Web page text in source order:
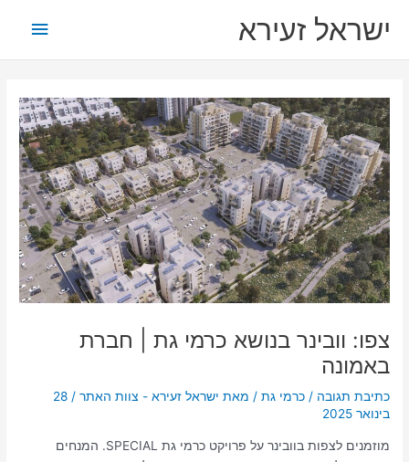
לתוכןישראל זעירא
ראשי
צפו: וובינר בנושא כרמי גת | חברת
באמונה
כתיבת תגובה /כרמי גת / מאת ישראל זעירא - צוות האתר/
28
בינואר 2025
מוזמנים לצפות בוובינר על פרויקט כרמי גת SPECIAL. המנחים